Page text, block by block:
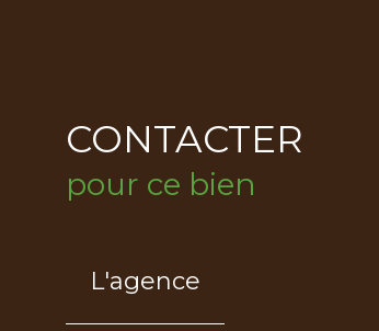
CONTACTER
pour ce bien
L'agence